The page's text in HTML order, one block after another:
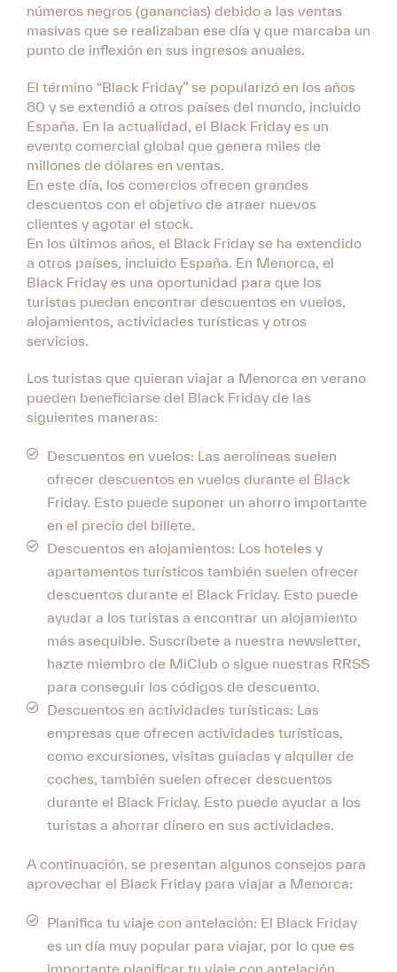
números negros (ganancias) debido a las ventas
masivas que se realizaban ese día y que marcaba un
punto de inflexión en sus ingresos anuales.
El término “Black Friday” se popularizó en los años
80 y se extendió a otros países del mundo, incluido
España. En la actualidad, el Black Friday es un
evento comercial global que genera miles de
millones de dólares en ventas.
En este día, los comercios ofrecen grandes
descuentos con el objetivo de atraer nuevos
clientes y agotar el stock.
En los últimos años, el Black Friday se ha extendido
a otros países, incluido España. En Menorca, el
Black Friday es una oportunidad para que los
turistas puedan encontrar descuentos en vuelos,
alojamientos, actividades turísticas y otros
servicios.
Los turistas que quieran viajar a Menorca en verano
pueden beneficiarse del Black Friday de las
siguientes maneras:
Descuentos en vuelos: Las aerolíneas suelen
ofrecer descuentos en vuelos durante el Black
Friday. Esto puede suponer un ahorro importante
en el precio del billete.
Descuentos en alojamientos: Los hoteles y
apartamentos turísticos también suelen ofrecer
descuentos durante el Black Friday. Esto puede
ayudar a los turistas a encontrar un alojamiento
más asequible. Suscríbete a nuestra newsletter,
hazte miembro de MiClub o sigue nuestras RRSS
para conseguir los códigos de descuento.
Descuentos en actividades turísticas: Las
empresas que ofrecen actividades turísticas,
como excursiones, visitas guiadas y alquiler de
coches, también suelen ofrecer descuentos
durante el Black Friday. Esto puede ayudar a los
turistas a ahorrar dinero en sus actividades.
A continuación, se presentan algunos consejos para
aprovechar el Black Friday para viajar a Menorca:
Planifica tu viaje con antelación: El Black Friday
es un día muy popular para viajar, por lo que es
importante planificar tu viaje con antelación.